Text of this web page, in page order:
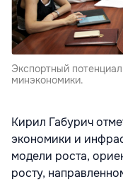
Экспортный
минэкономики.
Кирил Габурич
экономики и
модели роста,
росту,